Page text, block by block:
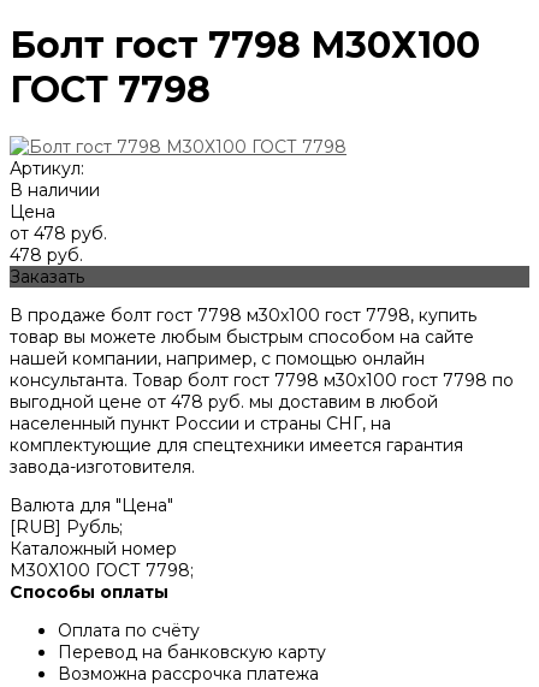
Болт гост 7798 М30Х100
ГОСТ 7798
Артикул:
В наличии
Цена
от 478 руб.
478 руб.
Заказать
В продаже болт гост 7798 м30х100 гост 7798, купить
товар вы можете любым быстрым способом на сайте
нашей компании, например, с помощью онлайн
консультанта. Товар болт гост 7798 м30х100 гост 7798 по
выгодной цене от 478 руб. мы доставим в любой
населенный пункт России и страны СНГ, на
комплектующие для спецтехники имеется гарантия
завода-изготовителя.
Валюта для "Цена"
[RUB] Рубль;
Каталожный номер
М30Х100 ГОСТ 7798;
Способы оплаты
Оплата по счёту
Перевод на банковскую карту
Возможна рассрочка платежа